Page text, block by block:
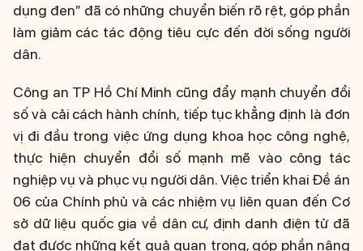
dụng đen” đã có những chuyển biến rõ rệt, góp phần
làm giảm các tác động tiêu cực đến đời sống người
dân.
Công an TP Hồ Chí Minh cũng đẩy mạnh chuyển đổi
số và cải cách hành chính, tiếp tục khẳng định là đơn
vị đi đầu trong việc ứng dụng khoa học công nghệ,
thực hiện chuyển đổi số mạnh mẽ vào công tác
nghiệp vụ và phục vụ người dân. Việc triển khai Đề án
06 của Chính phủ và các nhiệm vụ liên quan đến Cơ
sở dữ liệu quốc gia về dân cư, định danh điện tử đã
đạt được những kết quả quan trọng, góp phần nâng